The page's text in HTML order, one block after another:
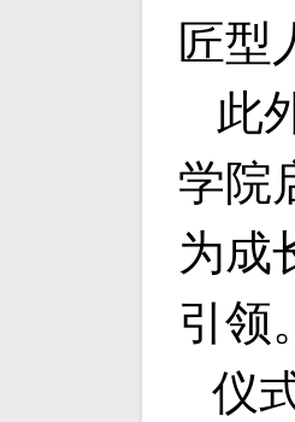
匠型
此
学院
为成
引领
仪